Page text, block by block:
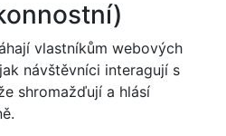
vlastníkům webových
návštěvníci interagují s
shromažďují a hlásí